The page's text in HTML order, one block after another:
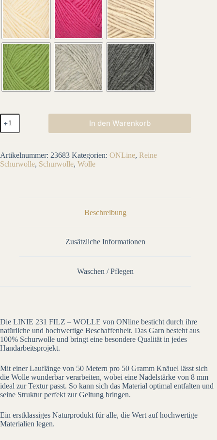
LINIE
231
FILZ
Menge
In den Warenkorb
Artikelnummer: 23683 Kategorien: ONLine, Reine
Schurwolle, Schurwolle, Wolle
Beschreibung
Zusätzliche Informationen
Waschen / Pflegen
Die LINIE 231 FILZ – WOLLE von ONline besticht durch ihre
natürliche und hochwertige Beschaffenheit. Das Garn besteht aus
100% Schurwolle und bringt eine besondere Qualität in jedes
Handarbeitsprojekt.
Mit einer Lauflänge von 50 Metern pro 50 Gramm Knäuel lässt sich
die Wolle wunderbar verarbeiten, wobei eine Nadelstärke von 8 mm
ideal zur Textur passt. So kann sich das Material optimal entfalten und
seine Struktur perfekt zur Geltung bringen.
Ein erstklassiges Naturprodukt für alle, die Wert auf hochwertige
Materialien legen.